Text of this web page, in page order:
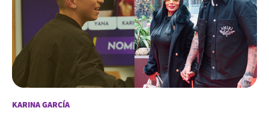
KARINA GARCÍA